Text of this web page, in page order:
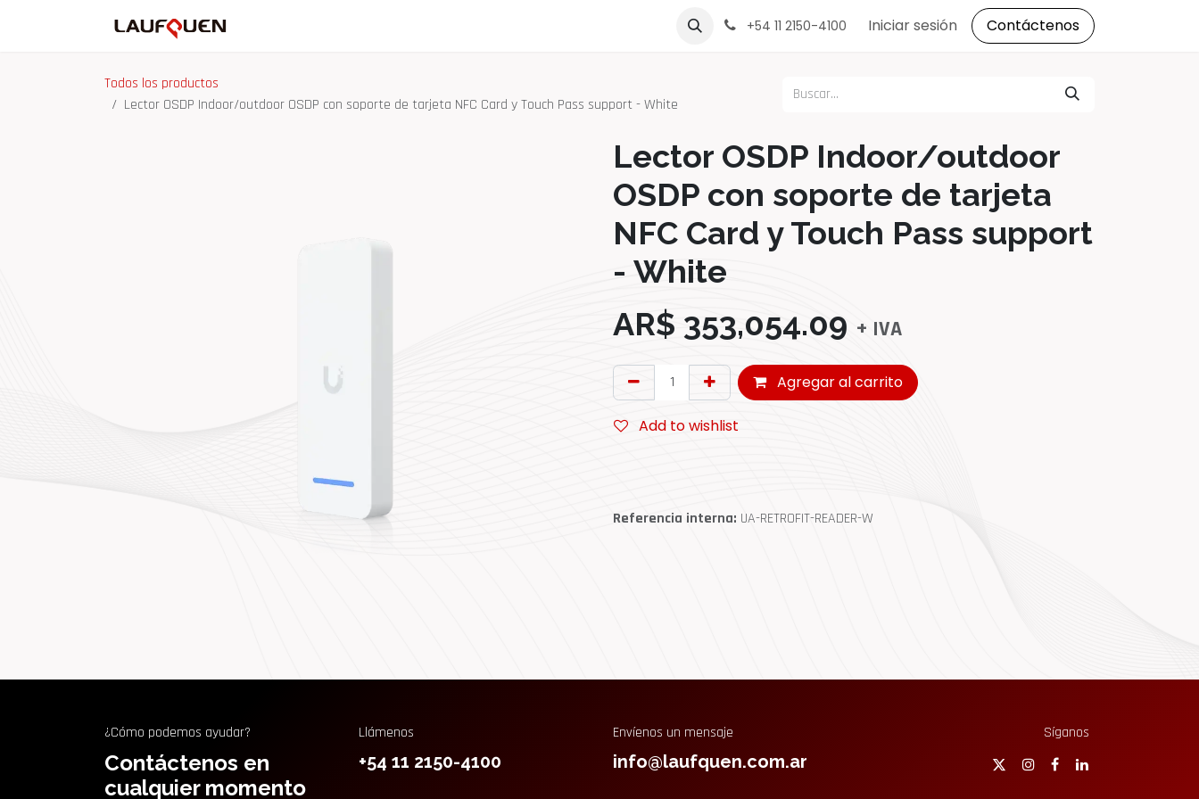
Lista de Precios
+54 11 2150-4100 Iniciar sesión Contáctenos
Todos los productos
Lector OSDP Indoor/outdoor OSDP con soporte de tarjeta NFC Card y Touch Pass support - White
Lector OSDP Indoor/outdoor
OSDP con soporte de tarjeta
NFC Card y Touch Pass support
- White
AR$ 353,054.09 + IVA
Agregar al carrito
Add to wishlist
Referencia interna: UA-RETROFIT-READER-W
¿Cómo podemos ayudar?
Contáctenos en
cualquier momento
Llámenos
+54 11 2150-4100
Envíenos un mensaje
info@laufquen.com.ar
Síganos